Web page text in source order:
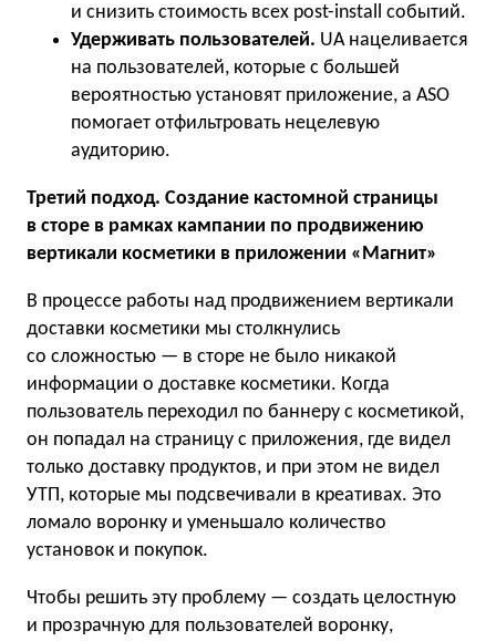
и снизить стоимость всех post-install событий.
Удерживать пользователей. UA нацеливается
на пользователей, которые с большей
вероятностью установят приложение, а ASO
помогает отфильтровать нецелевую
аудиторию.
Третий подход. Создание кастомной страницы
в сторе в рамках кампании по продвижению
вертикали косметики в приложении «Магнит»
В процессе работы над продвижением вертикали
доставки косметики мы столкнулись
со сложностью — в сторе не было никакой
информации о доставке косметики. Когда
пользователь переходил по баннеру с косметикой,
он попадал на страницу с приложения, где видел
только доставку продуктов, и при этом не видел
УТП, которые мы подсвечивали в креативах. Это
ломало воронку и уменьшало количество
установок и покупок.
Чтобы решить эту проблему — создать целостную
и прозрачную для пользователей воронку,